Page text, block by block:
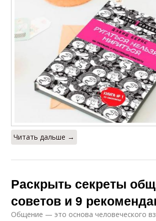
Читать дальше →
Раскрыть секреты
советов и 9
Общение — это основа человеческого